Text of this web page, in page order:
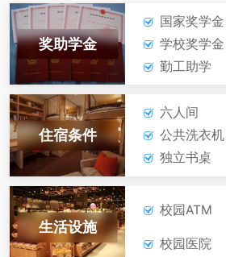
机电技术应用
在线报名
奖助学金
国家奖学金
学校奖学金
勤工助学
住宿条件
六人间
公共洗衣机
独立书桌
生活设施
校园ATM
校园医院